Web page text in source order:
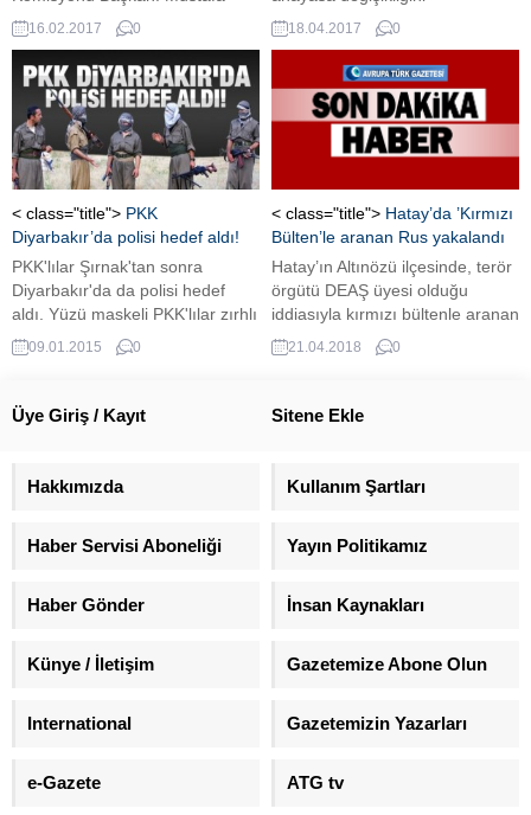
Yeneroğlu BM Irkçılık Karşıtı
Komisyonu’nun (CERD) Thilo
Sarrazin olayıyla ilgili Almanya’ya
karşı yaptığı ihtarın üçüncü yılı
münasebetiyle bir açıklama
yaptı. “Irkçılıkla mücadele etmek
insan hakları bayrağını
sallamaktan çok daha fazlasını
gerektirmektedir. Bu mücadelede
etkili tedbirlerin hayata
geçirilmesi ve net bir tavır
sergilenmesi şarttır....
16.02.2017 0
destekleyen programları iptal
eden Avrupa ülkeleri şimdi de
yüksek orandaki Evet oylarından
dolayı çifte vatandaşlığı iptal
etmeyi konuşuyor.
18.04.2017 0
< class="title"> PKK
Diyarbakır’da polisi hedef aldı!
PKK'lılar Şırnak'tan sonra
Diyarbakır'da da polisi hedef
aldı. Yüzü maskeli PKK'lılar zırhlı
polis aracına taş ve havai
fişeklerle saldırdı. PKK'lılar,
kontrölü yaptı.
09.01.2015 0
< class="title"> Hatay’da ’Kırmızı
Bülten’le aranan Rus yakalandı
Hatay’ın Altınözü ilçesinde, terör
örgütü DEAŞ üyesi olduğu
iddiasıyla kırmızı bültenle aranan
şüpheli ile eşi gözaltına alındı.
Operasyonda Rus vatandaşı
vatandaşı M.M. (44) ise serbest
mevkisinde bazı kişilerin yasa
tespit etti. Düzenlenen
21.04.2018 0
Üye Giriş / Kayıt Sitene Ekle
Hakkımızda Kullanım Şartları
Haber Servisi Aboneliği Yayın Politikamız
Haber Gönder İnsan Kaynakları
Künye / İletişim Gazetemize Abone Olun
International Gazetemizin Yazarları
e-Gazete ATG tv